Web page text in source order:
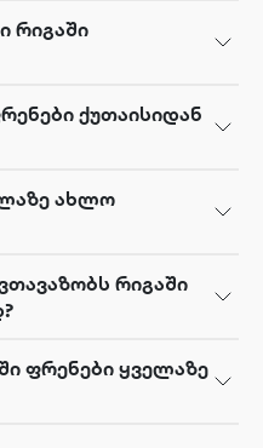
რიგაში
ქუთაისიდან
ახლო
რიგაში
ფრენები ყველაზე